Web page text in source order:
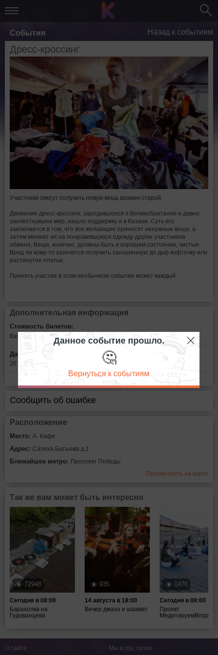
События Назад к событиям
Дресс-кроссинг
Участники смогут получить новую вещь взамен старой.
Движение дресс-кроссинг, зародившееся в Великобритании и давно
захлестнувшее мир, нашло поддержку и в Казани. Суть его
заключается в том, что все желающие приносят ненужные вещи, а
затем меняют их на понравившуюся одежду других участников
обмена. Вещи, конечно, должны быть в хорошем состоянии, чистые.
Вряд ли кому-то захочется получить заношенную до дыр кофточку или
растянутое платье.
Принять участие в этом необычном событии может каждый.
Дополнительная информация
Стоимость билетов:
Вход свободный
Дата:
20 октября в 19:00
Сообщить об ошибке
Расположение
Место: А- Кафе
Адрес: Салиха Батыева д.1
Ближайшее метро: Проспект Победы
Просмотреть на карте
Так же вам может быть интересно
72948
Сегодня в 08:00
Барахолка на
Гудованцева
935
14 августа в 18:00
Вечер джаза и шахмат
1476
Сегодня в 08:00
Проект
МедитируемВпарках
Данное событие прошло.
🤔
Вернуться к событиям
О сайте Мы в соц. сетях